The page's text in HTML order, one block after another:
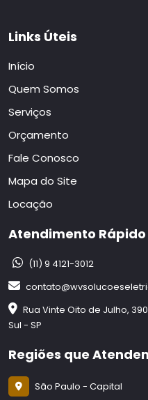
Links Úteis
Início
Quem Somos
Serviços
Orçamento
Fale Conosco
Mapa do Site
Locação
Atendimento Rápido
(11) 9 4121-3012
Rua Vinte Oito de Julho,
Sul - SP
Regiões que
São Paulo - Capital